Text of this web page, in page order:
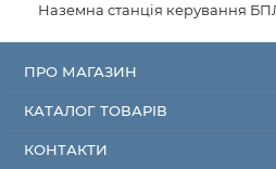
Наземна станція керування
ПРО МАГАЗИН
КАТАЛОГ ТОВАРІВ
КОНТАКТИ